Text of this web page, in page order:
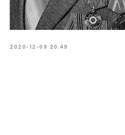
2020-12-09 20:49